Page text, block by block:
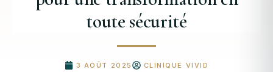
toute sécurité
3 AOÛT 2025
CLINIQUE VIVID